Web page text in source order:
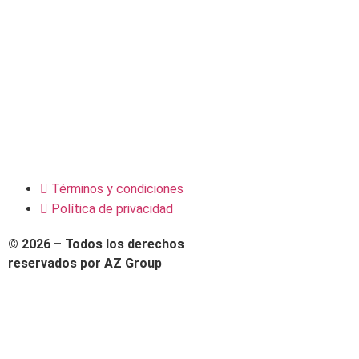
Términos y condiciones
Política de privacidad
© 2026 – Todos los derechos
reservados por AZ Group